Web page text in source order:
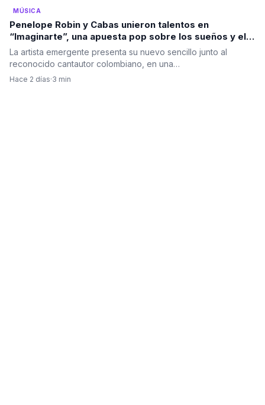
MÚSICA
Penelope Robin y Cabas unieron talentos en
“Imaginarte”, una apuesta pop sobre los sueños y el
poder de la mente
La artista emergente presenta su nuevo sencillo junto al
reconocido cantautor colombiano, en una…
Hace 2 días·3 min